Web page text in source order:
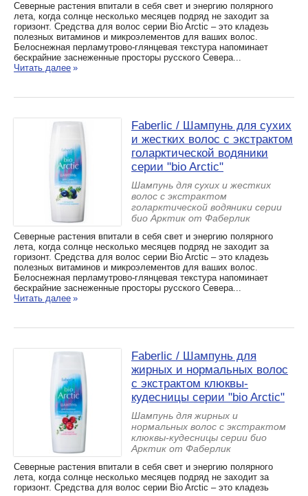
Северные растения впитали в себя свет и энергию полярного
лета, когда солнце несколько месяцев подряд не заходит за
горизонт. Средства для волос серии Bio Arctic – это кладезь
полезных витаминов и микроэлементов для ваших волос.
Белоснежная перламутрово-глянцевая текстура напоминает
бескрайние заснеженные просторы русского Севера...
Читать далее »
Faberlic / Шампунь для сухих
и жестких волос с экстрактом
голарктической водяники
серии "bio Arctic"
Шампунь для сухих и жестких
волос с экстрактом
голарктической водяники серии
био Арктик от Фаберлик
Северные растения впитали в себя свет и энергию полярного
лета, когда солнце несколько месяцев подряд не заходит за
горизонт. Средства для волос серии Bio Arctic – это кладезь
полезных витаминов и микроэлементов для ваших волос.
Белоснежная перламутрово-глянцевая текстура напоминает
бескрайние заснеженные просторы русского Севера...
Читать далее »
Faberlic / Шампунь для
жирных и нормальных волос
с экстрактом клюквы-
кудесницы серии "bio Arctic"
Шампунь для жирных и
нормальных волос с экстрактом
клюквы-кудесницы серии био
Арктик от Фаберлик
Северные растения впитали в себя свет и энергию полярного
лета, когда солнце несколько месяцев подряд не заходит за
горизонт. Средства для волос серии Bio Arctic – это кладезь